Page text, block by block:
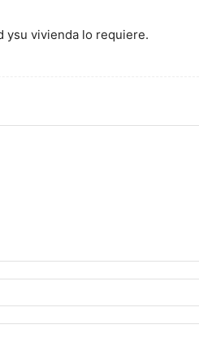
ysu vivienda lo requiere.